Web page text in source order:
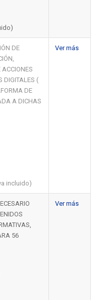
DE
ACCIONES
DIGITALES (
DE
A DICHAS
incluido)
Ver más
56
Ver más